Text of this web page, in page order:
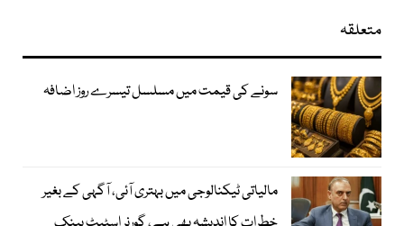
متعلقہ
سونے کی قیمت میں مسلسل تیسرے روز اضافہ
مالیاتی ٹیکنالوجی میں بہتری آئی، آگہی کے بغیر